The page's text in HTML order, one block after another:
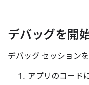
デバッグを開
デバッグ セッション
アプリのコード